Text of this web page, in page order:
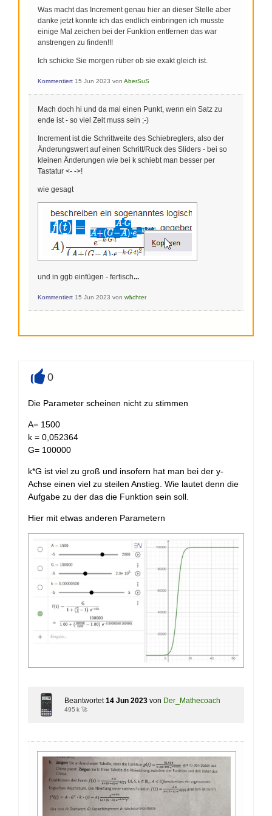
Was macht das Increment genau hier an dieser Stelle aber
danke jetzt konnte ich das endlich einbringen ich musste
einige Mal zeichen bei der Funktion entfernen das war
anstrengen zu finden!!!
Ich schicke Sie morgen rüber ob sie exakt gleich ist.
Kommentiert 15 Jun 2023 von AberSuS
Mach doch hi und da mal einen Punkt, wenn ein Satz zu
ende ist - so viel Zeit muss sein ;-)
Increment ist die Schrittweite des Schiebreglers, also der
Änderungswert auf einen Schritt/Ruck des Sliders - bei so
kleinen Änderungen wie bei k schiebt man besser per
Tastatur <- ->!
wie gesagt
und in ggb einfügen - fertisch...
Kommentiert 15 Jun 2023 von wächter
0
Die Parameter scheinen nicht zu stimmen
A= 1500
k = 0,052364
G= 100000
k*G ist viel zu groß und insofern hat man bei der y-
Achse einen viel zu steilen Anstieg. Wie lautet denn die
Aufgabe zu der das die Funktion sein soll.
Hier mit etwas anderen Parametern
Beantwortet 14 Jun 2023 von Der_Mathecoach
495 k 🚀